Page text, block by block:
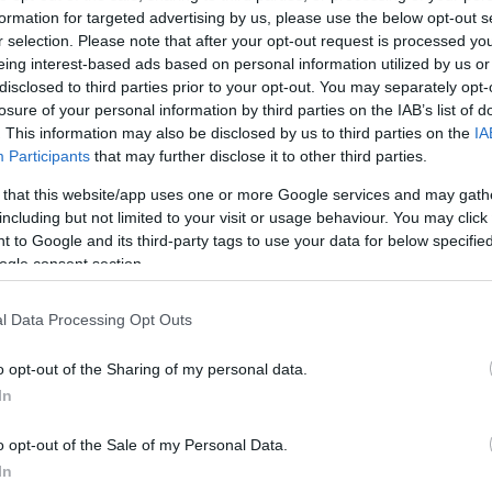
for targeted advertising by us, please use the below opt-out
selection. Please note that after your opt-out request is processed
interest-based ads based on personal information utilized by us
to third parties prior to your opt-out. You may separately
of your personal information by third parties on the IAB’s list of
This information may also be disclosed by us to third parties on the
Participants that may further disclose it to other third parties.
that this website/app uses one or more Google services and may
but not limited to your visit or usage behaviour. You may
to Google and its third-party tags to use your data for below
consent section.
Data Processing Opt Outs
opt-out of the Sharing of my personal data.
opt-out of the Sale of my Personal Data.
αμάχους», είπε.
ΔΙΑΦΗΜΙΣΗ